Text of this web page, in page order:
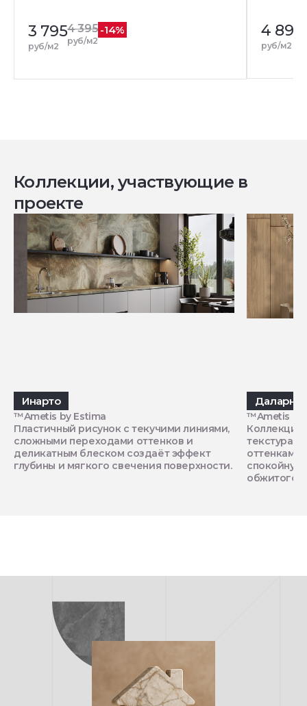
3 795
руб/м2
4 395
руб/м2
-14% 4 895
руб/м2
Коллекции, участвующие в
проекте
Инарто
™Ametis by Estima
Пластичный рисунок с текучими линиями,
сложными переходами оттенков и
деликатным блеском создаёт эффект
глубины и мягкого свечения поверхности.
Даларна
™Ametis by
Коллекция
текстура
обжитого